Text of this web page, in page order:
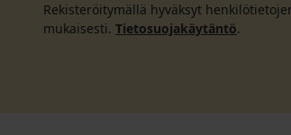
Rekisteröitymällä hyväksyt
mukaisesti. Tietosuojakäytäntö.